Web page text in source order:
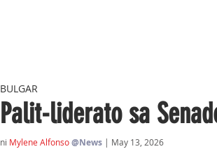
Palit-liderato sa
BULGAR
ni Mylene Alfonso@News | May 13, 2026